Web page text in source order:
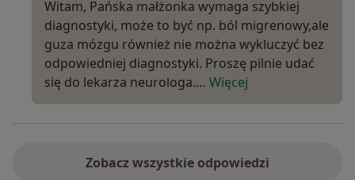
Witam, Pańska małżonka wymaga szybkiej
diagnostyki, może to być np. ból migrenowy,ale
guza mózgu również nie można wykluczyć bez
odpowiedniej diagnostyki. Proszę pilnie udać
się do lekarza neurologa.… Więcej
Zobacz wszystkie odpowiedzi